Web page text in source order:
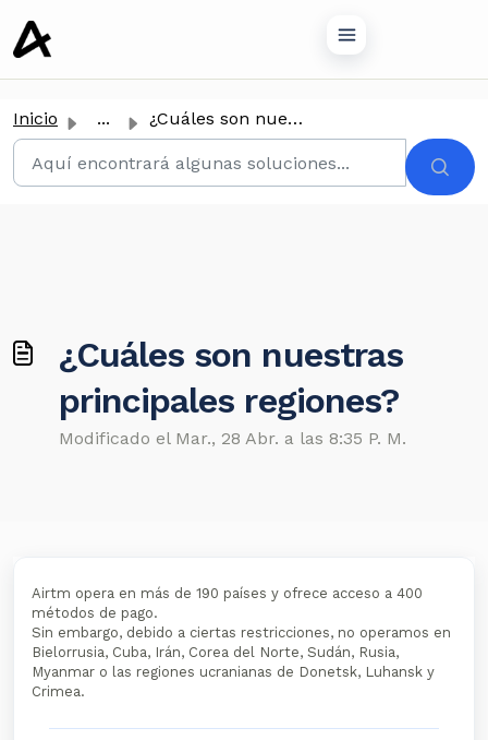
principal
Inicio ... ¿Cuáles son nuestras principales regiones?
¿Cuáles son nuestras
principales regiones?
Modificado el Mar., 28 Abr. a las 8:35 P. M.
Airtm opera en más de 190 países y ofrece acceso a 400
métodos de pago.
Sin embargo, debido a ciertas restricciones, no operamos en
Bielorrusia, Cuba, Irán, Corea del Norte, Sudán, Rusia,
Myanmar o las regiones ucranianas de Donetsk, Luhansk y
Crimea.